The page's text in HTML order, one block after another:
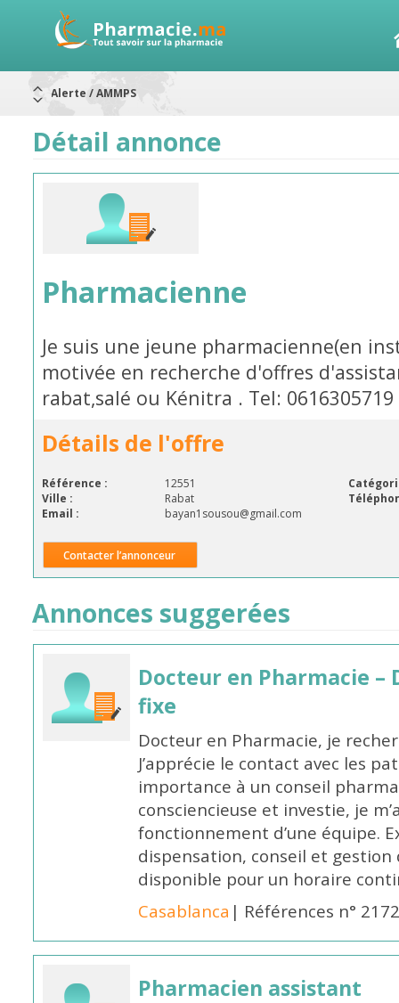
Aureomycine ophtalmique : Rappel de lots
RAPPELS DE LOTS
Rappel de lots : ANTITOXINE TÉTANIQUE 1500.
Rappel de lots : préparations lactées
Détail annonce
Pharmacienne
Je suis une jeune pharmacienne(en
motivée en recherche d'offres
rabat,salé ou Kénitra . Tel: 0616305719
Détails de l'offre
Référence : 12551
Ville :
Rabat
Email :
bayan1sousou@gmail.com
Contacter l’annonceur
Annonces suggerées
Docteur en Pharmacie
fixe
Docteur en Pharmacie, je
J’apprécie le contact avec les
importance à un conseil
consciencieuse et investie, je
fonctionnement d’une équipe.
dispensation, conseil et gestion
disponible pour un horaire
Casablanca | Références n°
Pharmacien assistant